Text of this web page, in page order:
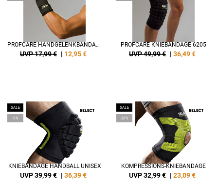
PROFCARE HANDGELENKBANDAGE 6700
UVP 17,99 € | 12,95€
PROFCARE KNIEBANDAGE 6205
UVP 49,99 € | 36,49€
SALE
-9%
KNIEBANDAGE HANDBALL UNISEX
UVP 39,99 € | 36,39€
SALE
-30%
KOMPRESSIONS-KNIEBANDAGE
UVP 32,99 € | 23,09€